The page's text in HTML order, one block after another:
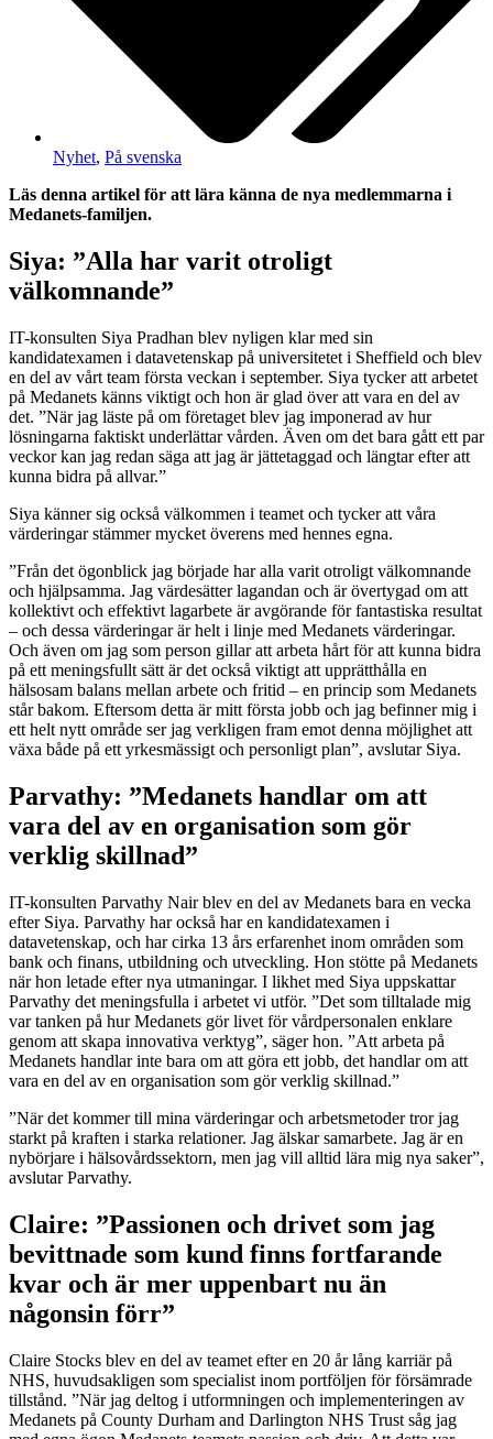
Nyhet, På svenska
Läs denna artikel för att lära känna de nya medlemmarna i
Medanets-familjen.
Siya: ”Alla har varit otroligt
välkomnande”
IT-konsulten Siya Pradhan blev nyligen klar med sin
kandidatexamen i datavetenskap på universitetet i Sheffield och blev
en del av vårt team första veckan i september. Siya tycker att arbetet
på Medanets känns viktigt och hon är glad över att vara en del av
det. ”När jag läste på om företaget blev jag imponerad av hur
lösningarna faktiskt underlättar vården. Även om det bara gått ett par
veckor kan jag redan säga att jag är jättetaggad och längtar efter att
kunna bidra på allvar.”
Siya känner sig också välkommen i teamet och tycker att våra
värderingar stämmer mycket överens med hennes egna.
”Från det ögonblick jag började har alla varit otroligt välkomnande
och hjälpsamma. Jag värdesätter lagandan och är övertygad om att
kollektivt och effektivt lagarbete är avgörande för fantastiska resultat
– och dessa värderingar är helt i linje med Medanets värderingar.
Och även om jag som person gillar att arbeta hårt för att kunna bidra
på ett meningsfullt sätt är det också viktigt att upprätthålla en
hälsosam balans mellan arbete och fritid – en princip som Medanets
står bakom. Eftersom detta är mitt första jobb och jag befinner mig i
ett helt nytt område ser jag verkligen fram emot denna möjlighet att
växa både på ett yrkesmässigt och personligt plan”, avslutar Siya.
Parvathy: ”Medanets handlar om att
vara del av en organisation som gör
verklig skillnad”
IT-konsulten Parvathy Nair blev en del av Medanets bara en vecka
efter Siya. Parvathy har också har en kandidatexamen i
datavetenskap, och har cirka 13 års erfarenhet inom områden som
bank och finans, utbildning och utveckling. Hon stötte på Medanets
när hon letade efter nya utmaningar. I likhet med Siya uppskattar
Parvathy det meningsfulla i arbetet vi utför. ”Det som tilltalade mig
var tanken på hur Medanets gör livet för vårdpersonalen enklare
genom att skapa innovativa verktyg”, säger hon. ”Att arbeta på
Medanets handlar inte bara om att göra ett jobb, det handlar om att
vara en del av en organisation som gör verklig skillnad.”
”När det kommer till mina värderingar och arbetsmetoder tror jag
starkt på kraften i starka relationer. Jag älskar samarbete. Jag är en
nybörjare i hälsovårdssektorn, men jag vill alltid lära mig nya saker”,
avslutar Parvathy.
Claire: ”Passionen och drivet som jag
bevittnade som kund finns fortfarande
kvar och är mer uppenbart nu än
någonsin förr”
Claire Stocks blev en del av teamet efter en 20 år lång karriär på
NHS, huvudsakligen som specialist inom portföljen för försämrade
tillstånd. ”När jag deltog i utformningen och implementeringen av
Medanets på County Durham and Darlington NHS Trust såg jag